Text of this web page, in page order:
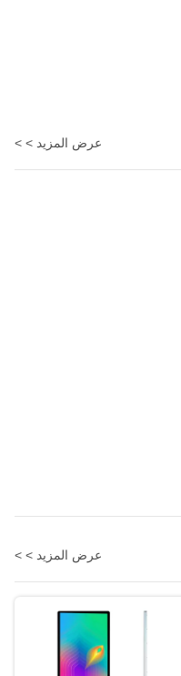
عرض المزيد > >
عرض المزيد > >